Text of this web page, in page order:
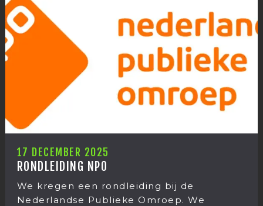
17 DECEMBER 2025
RONDLEIDING NPO
We kregen een rondleiding bij de
Nederlandse Publieke Omroep. We